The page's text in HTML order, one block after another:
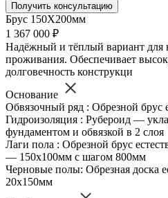
Получить консультацию
Брус 150Х200мм
1 367 000 ₽
Надёжный и тёплый вариант для
проживания. Обеспечивает
долговечность конструкци
Основание
Обвязочный ряд : Обрезной брус
Гидроизоляция : Рубероид —
фундаментом и обвязкой в 2 слоя
Лаги пола : Обрезной брус
— 150х100мм с шагом 800мм
Черновые полы: Обрезная доска
20х150мм